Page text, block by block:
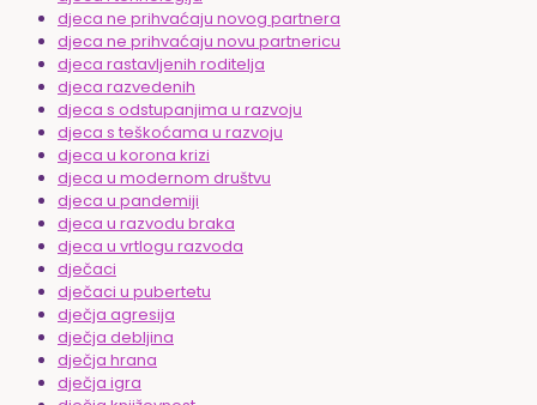
djeca ne prihvaćaju novog partnera
djeca ne prihvaćaju novu partnericu
djeca rastavljenih roditelja
djeca razvedenih
djeca s odstupanjima u razvoju
djeca s teškoćama u razvoju
djeca u korona krizi
djeca u modernom društvu
djeca u pandemiji
djeca u razvodu braka
djeca u vrtlogu razvoda
dječaci
dječaci u pubertetu
dječja agresija
dječja debljina
dječja hrana
dječja igra